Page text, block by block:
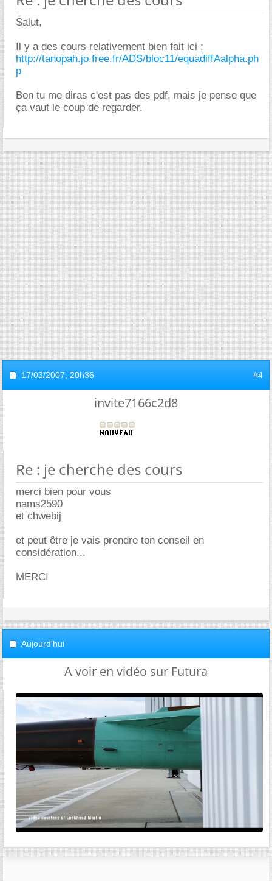
Salut,
Il y a des cours relativement bien fait ici :
http://tanopah.jo.free.fr/ADS/bloc11/equadiffAalpha.ph
p
Bon tu me diras c'est pas des pdf, mais je pense que
ça vaut le coup de regarder.
17/03/2007, 20h36 #4
invite7166c2d8
Re : je cherche des cours
merci bien pour vous
nams2590
et chwebij
et peut être je vais prendre ton conseil en
considération...
MERCI
Aujourd'hui
A voir en vidéo sur Futura